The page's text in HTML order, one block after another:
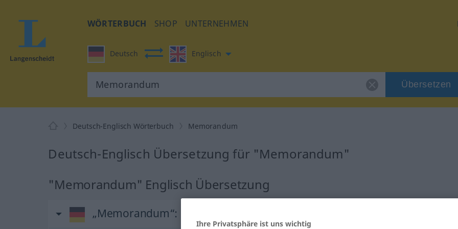
WÖRTERBUCH SHOP UNTERNEHMEN
Deutsch Englisch
Übersetzen
Deutsch-Englisch Wörterbuch Memorandum
Deutsch-Englisch Übersetzung für "Memorandum"
"Memorandum" Englisch Übersetzung
„Memorandum“: Neutrum
Ihre Privatsphäre ist uns wichtig